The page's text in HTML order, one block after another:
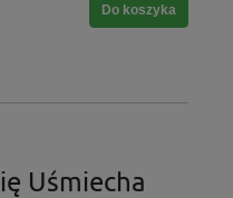
Do koszyka
Uśmiecha